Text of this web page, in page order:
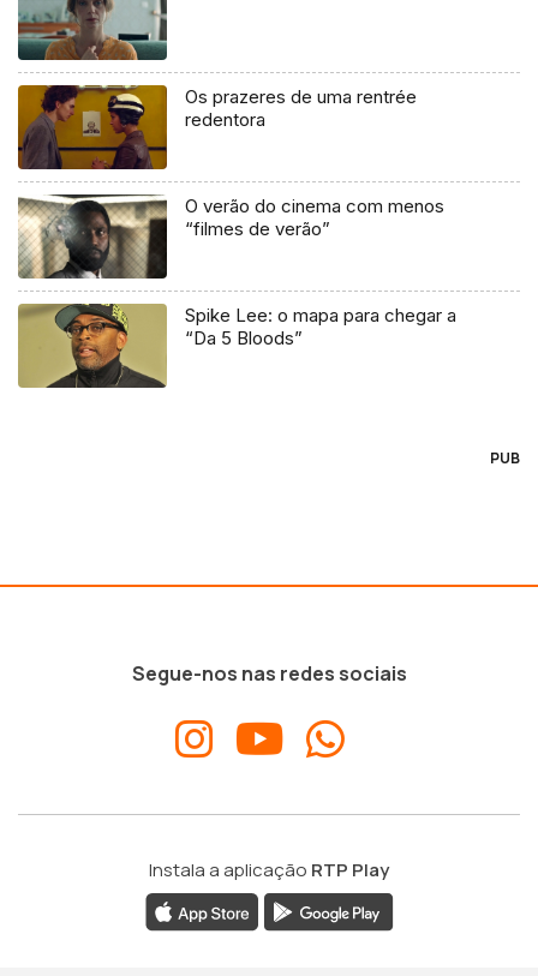
Os prazeres de uma rentrée
redentora
O verão do cinema com menos
“filmes de verão”
Spike Lee: o mapa para chegar a
“Da 5 Bloods”
PUB
Segue-nos nas redes sociais
Instala a aplicação RTP Play